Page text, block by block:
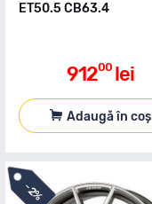
ET50.5 CB63.4
91200 lei
Adaugă în coș
-
2%